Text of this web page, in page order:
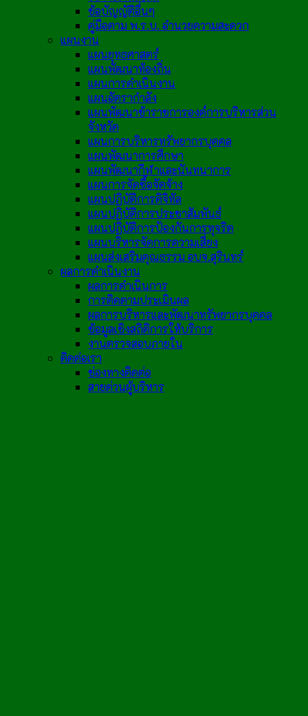
ข้อบัญญัติอื่นๆ
คู่มือตาม พ.ร.บ. อำนวยความสะดวก
แผนงาน
แผนยุทธศาสตร์
แผนพัฒนาท้องถิ่น
แผนการดำเนินงาน
แผนอัตรากำลัง
แผนพัฒนาข้าราชการองค์การบริหารส่วน
จังหวัด
แผนการบริหารทรัพยากรบุคคล
แผนพัฒนาการศึกษา
แผนพัฒนากีฬาและนันทนาการ
แผนการจัดซื้อจัดจ้าง
แผนปฏิบัติการดิจิทัล
แผนปฏิบัติการประชาสัมพันธ์
แผนปฏิบัติการป้องกันการทุจริต
แผนบริหารจัดการความเสี่ยง
แผนส่งเสริมคุณธรรม อบจ.สุรินทร์
ผลการดำเนินงาน
ผลการดำเนินการ
การติดตามประเมินผล
ผลการบริหารและพัฒนาทรัพยากรบุคคล
ข้อมูลเชิงสถิติการให้บริการ
งานตรวจสอบภายใน
ติดต่อเรา
ช่องทางติดต่อ
สายด่วนผู้บริหาร